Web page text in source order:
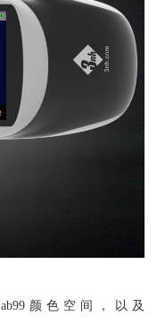
颜色空间，以及